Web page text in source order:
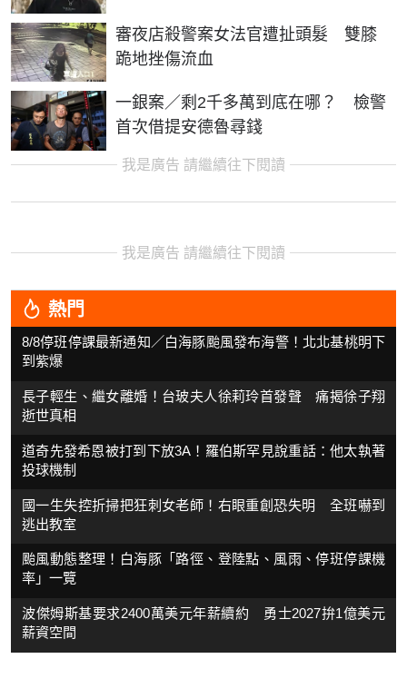
審夜店殺警案女法官遭扯頭髮 雙膝
跪地挫傷流血
一銀案／剩2千多萬到底在哪？ 檢警
首次借提安德魯尋錢
我是廣告 請繼續往下閱讀
我是廣告 請繼續往下閱讀
熱門
8/8停班停課最新通知／白海豚颱風發布海警！北北基桃明下
到紫爆
長子輕生、繼女離婚！台玻夫人徐莉玲首發聲 痛揭徐子翔
逝世真相
道奇先發希恩被打到下放3A！羅伯斯罕見說重話：他太執著
投球機制
國一生失控折掃把狂刺女老師！右眼重創恐失明 全班嚇到
逃出教室
颱風動態整理！白海豚「路徑、登陸點、風雨、停班停課機
率」一覽
波傑姆斯基要求2400萬美元年薪續約 勇士2027拚1億美元
薪資空間